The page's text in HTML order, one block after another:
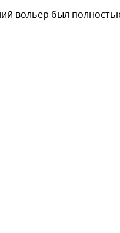
вольер был